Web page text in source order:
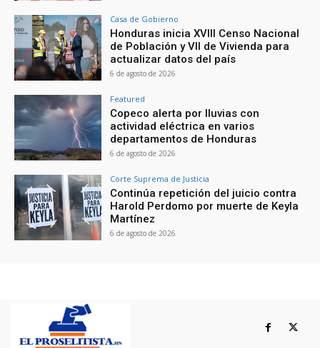
Casa de Gobierno
Honduras inicia XVIII Censo Nacional
de Población y VII de Vivienda para
actualizar datos del país
6 de agosto de 2026
Featured
Copeco alerta por lluvias con
actividad eléctrica en varios
departamentos de Honduras
6 de agosto de 2026
Corte Suprema de Justicia
Continúa repetición del juicio contra
Harold Perdomo por muerte de Keyla
Martínez
6 de agosto de 2026